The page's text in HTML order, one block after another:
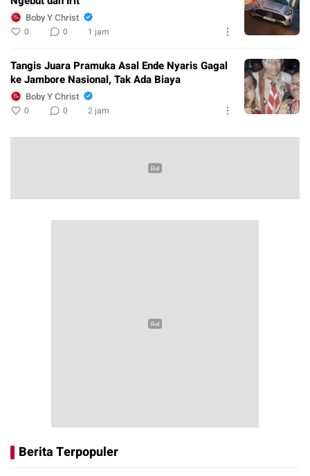
Boby Y Christ
0 0 1 jam
Tangis Juara Pramuka Asal Ende Nyaris Gagal
ke Jambore Nasional, Tak Ada Biaya
Boby Y Christ
0 0 2 jam
Berita Terpopuler